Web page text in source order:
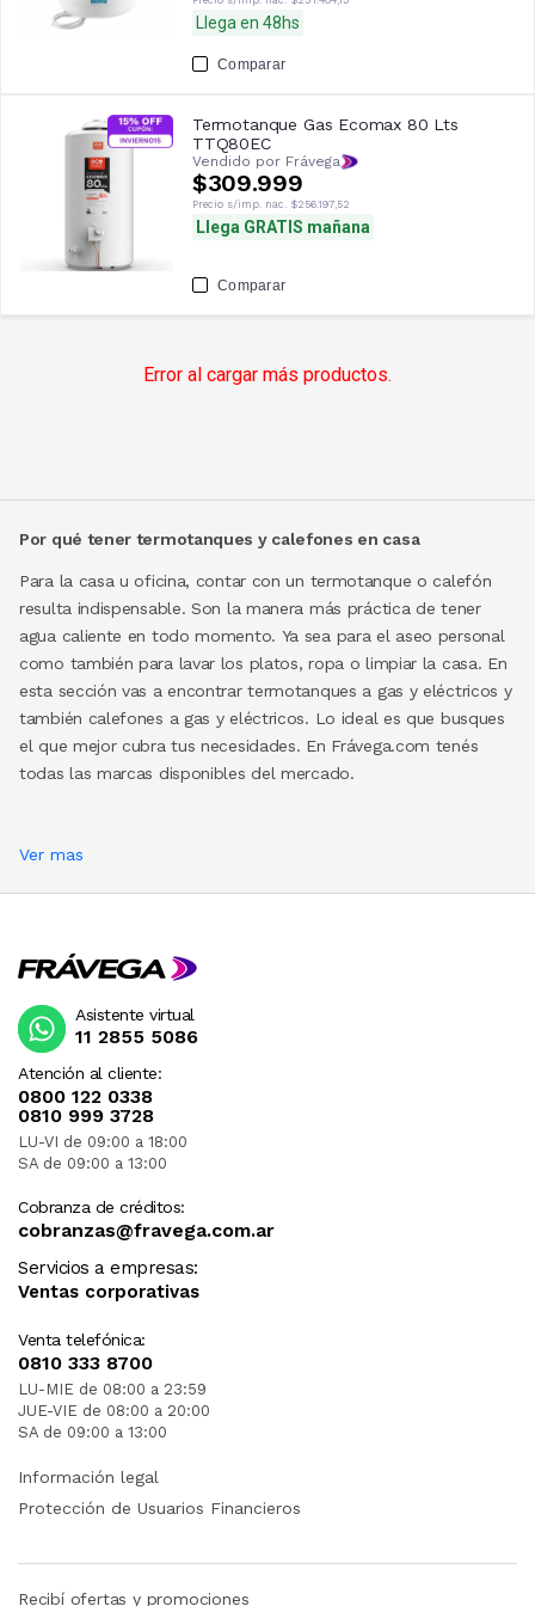
Llega en 48hs
Comparar
Termotanque Gas Ecomax 80 Lts
TTQ80EC
Vendido por Frávega
$309.999
Precio s/imp. nac. $256.197,52
Llega GRATIS mañana
Comparar
Error al cargar más productos.
Por qué tener termotanques y calefones en casa
Para la casa u oficina, contar con un termotanque o calefón
resulta indispensable. Son la manera más práctica de tener
agua caliente en todo momento. Ya sea para el aseo personal
como también para lavar los platos, ropa o limpiar la casa. En
esta sección vas a encontrar termotanques a gas y eléctricos y
también calefones a gas y eléctricos. Lo ideal es que busques
el que mejor cubra tus necesidades. En Frávega.com tenés
todas las marcas disponibles del mercado.
Ver mas
Atención al cliente:
0800 122 0338
0810 999 3728
LU-VI de 09:00 a 18:00
SA de 09:00 a 13:00
Cobranza de créditos:
cobranzas@fravega.com.ar
Servicios a empresas:
Ventas corporativas
Venta telefónica:
0810 333 8700
LU-MIE de 08:00 a 23:59
JUE-VIE de 08:00 a 20:00
SA de 09:00 a 13:00
Asistente virtual
11 2855 5086
Información legal
Protección de Usuarios Financieros
Recibí ofertas y promociones